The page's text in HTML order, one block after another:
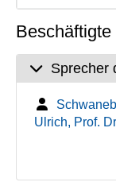
Sprecher
Ulrich, Prof.